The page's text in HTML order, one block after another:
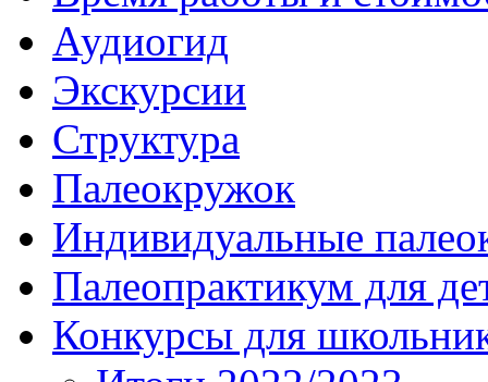
Аудиогид
Экскурсии
Структура
Палеокружок
Индивидуальные
Палеопрактикум для
Конкурсы для